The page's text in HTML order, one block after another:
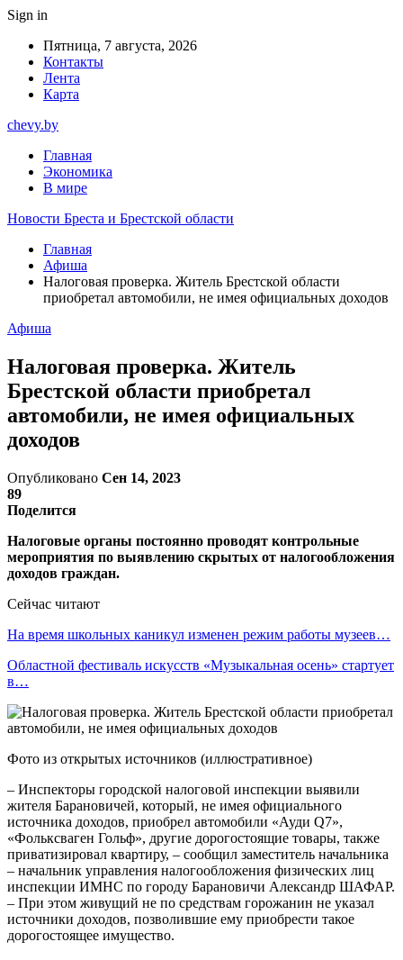
Sign in
Пятница, 7 августа, 2026
Контакты
Лента
Карта
chevy.by
Главная
Экономика
В мире
Новости Бреста и Брестской области
Главная
Афиша
Налоговая проверка. Житель Брестской области
приобретал автомобили, не имея официальных доходов
Афиша
Налоговая проверка. Житель
Брестской области приобретал
автомобили, не имея официальных
доходов
Опубликовано Сен 14, 2023
89
Поделится
Налоговые органы постоянно проводят контрольные
мероприятия по выявлению скрытых от налогообложения
доходов граждан.
Сейчас читают
На время школьных каникул изменен режим работы музеев…
Областной фестиваль искусств «Музыкальная осень» стартует
в…
Фото из открытых источников (иллюстративное)
– Инспекторы городской налоговой инспекции выявили
жителя Барановичей, который, не имея официального
источника доходов, приобрел автомобили «Ауди Q7»,
«Фольксваген Гольф», другие дорогостоящие товары, также
приватизировал квартиру, – сообщил заместитель начальника
– начальник управления налогообложения физических лиц
инспекции ИМНС по городу Барановичи Александр ШАФАР.
– При этом живущий не по средствам горожанин не указал
источники доходов, позволившие ему приобрести такое
дорогостоящее имущество.